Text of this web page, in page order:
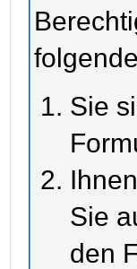
Sie
Sie
den